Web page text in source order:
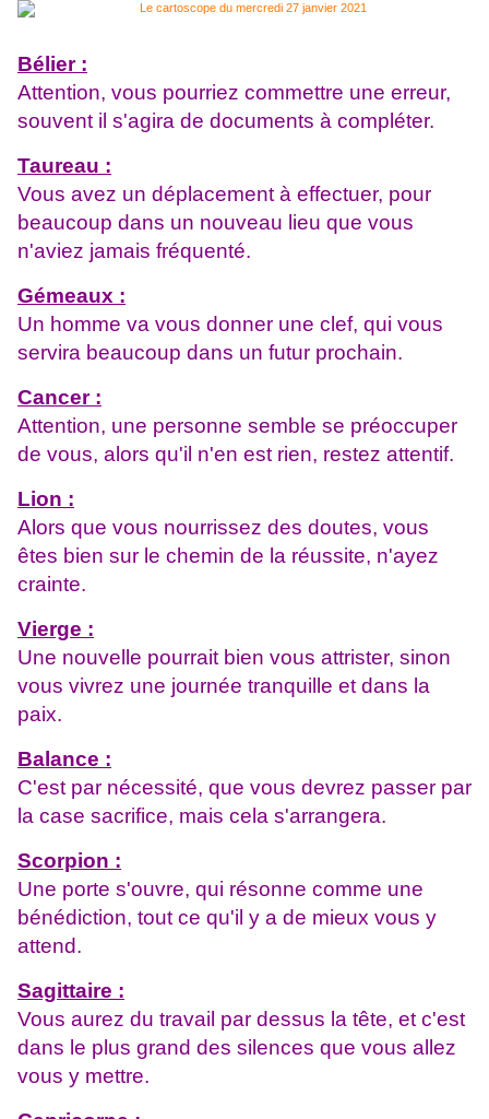
Bélier :
Attention, vous pourriez commettre une erreur,
souvent il s'agira de documents à compléter.
Taureau :
Vous avez un déplacement à effectuer, pour
beaucoup dans un nouveau lieu que vous
n'aviez jamais fréquenté.
Gémeaux :
Un homme va vous donner une clef, qui vous
servira beaucoup dans un futur prochain.
Cancer :
Attention, une personne semble se préoccuper
de vous, alors qu'il n'en est rien, restez attentif.
Lion :
Alors que vous nourrissez des doutes, vous
êtes bien sur le chemin de la réussite, n'ayez
crainte.
Vierge :
Une nouvelle pourrait bien vous attrister, sinon
vous vivrez une journée tranquille et dans la
paix.
Balance :
C'est par nécessité, que vous devrez passer par
la case sacrifice, mais cela s'arrangera.
Scorpion :
Une porte s'ouvre, qui résonne comme une
bénédiction, tout ce qu'il y a de mieux vous y
attend.
Sagittaire :
Vous aurez du travail par dessus la tête, et c'est
dans le plus grand des silences que vous allez
vous y mettre.